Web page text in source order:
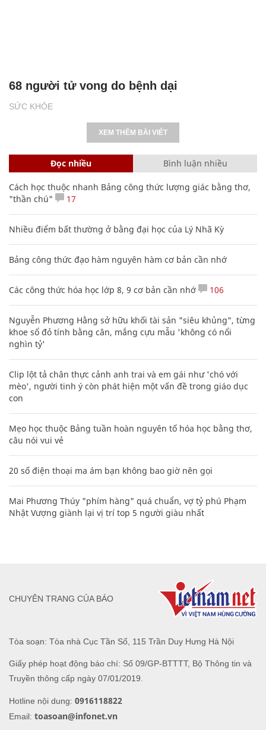
SỨC KHỎE
68 người tử vong do bệnh dại
XEM THÊM BÀI VIẾT
Đọc nhiều Bình luận nhiều
Cách học thuộc nhanh Bảng công thức lượng giác bằng thơ,
"thần chú"
17
Nhiều điểm bất thường ở bằng đại học của Lý Nhã Kỳ
Bảng công thức đạo hàm nguyên hàm cơ bản cần nhớ
Các công thức hóa học lớp 8, 9 cơ bản cần nhớ 106
Nguyễn Phương Hằng sở hữu khối tài sản "siêu khủng", từng
khoe sổ đỏ tính bằng cân, mắng cựu mẫu 'không có nổi
nghìn tỷ'
Clip lột tả chân thực cảnh anh trai và em gái như 'chó với
mèo', người tinh ý còn phát hiện một vấn đề trong giáo dục
con
Mẹo học thuộc Bảng tuần hoàn nguyên tố hóa học bằng thơ,
câu nói vui vẻ
20 số điện thoại ma ám bạn không bao giờ nên gọi
Mai Phương Thúy "phím hàng" quá chuẩn, vợ tỷ phú Phạm
Nhật Vượng giành lại vị trí top 5 người giàu nhất
Tòa soạn: Tòa nhà Cục Tần Số, 115 Trần Duy Hưng Hà Nội
Giấy phép hoạt động báo chí: Số 09/GP-BTTTT, Bộ Thông tin và
Truyền thông cấp ngày 07/01/2019.
Hotline nội dung: 0916118822
Email: toasoan@infonet.vn
CHUYÊN TRANG CỦA BÁO